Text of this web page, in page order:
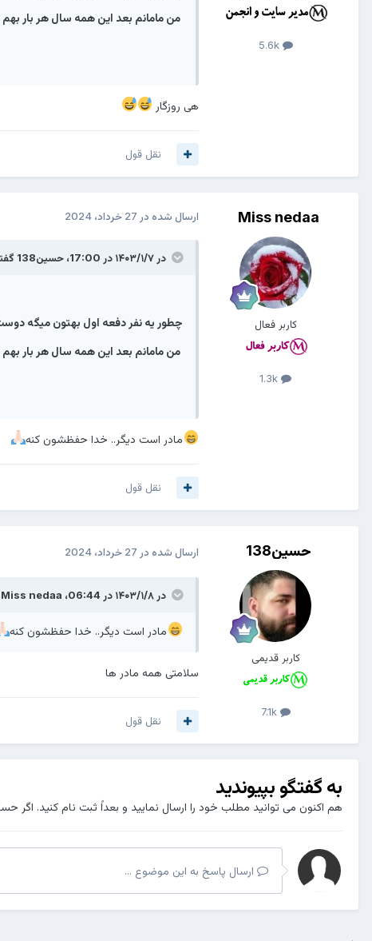
5.6k
من مامانم بعد این همه سال هر بار
هی روزگار
نقل قول
Miss nedaa
کاربر فعال
ارسال شده در 27 خرداد، 2024
در ۱۴۰۳/۱/۷ در 17:00، حسین138
چطور یه نفر دفعه اول بهتون میگه
من مامانم بعد این همه سال هر بار
مادر است دیگر.. خدا حفظشون کنه
نقل قول
حسین138
کاربر قدیمی
7.1k
ارسال شده در 27 خرداد، 2024
در ۱۴۰۳/۱/۸ در 06:44، Miss nedaa
مادر است دیگر.. خدا حفظشون کنه
سلامتی همه مادر ها
نقل قول
به گفتگو بپیوندید
هم اکنون می توانید مطلب خود را ارسال نمایید و بعداً ثبت نام کنید. اگر
ارسال پاسخ به این موضوع ...